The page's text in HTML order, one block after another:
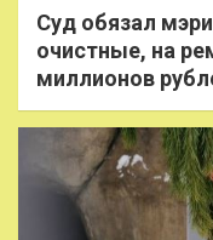
Суд обязал
очистные, на
миллионов